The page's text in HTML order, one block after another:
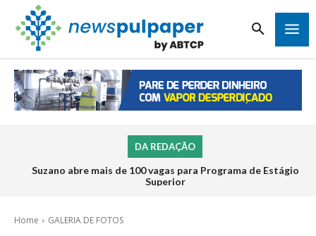
DA REDAÇÃO
Suzano abre mais de 100 vagas para Programa de Estágio
Superior
Inscrições para o Programa de Estágio 2026 da Veracel
abrem na próxima semana
Home GALERIA DE FOTOS